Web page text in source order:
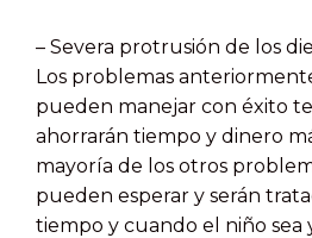
– Severa protrusión de los
Los problemas
pueden manejar con éxito
ahorrarán tiempo y dinero
mayoría de los otros
pueden esperar y serán
tiempo y cuando el niño sea